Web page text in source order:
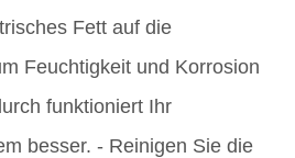
Fett auf die
Feuchtigkeit und Korrosion
funktioniert Ihr
besser. - Reinigen Sie die